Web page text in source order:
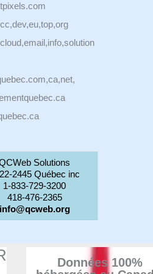
Solutions
2445 Québec inc
1-833-729-3200
418-476-2365
info@qcweb.org
Données 100%